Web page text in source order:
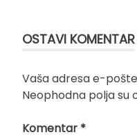
OSTAVI KOMENTAR
Vaša adresa e-
Neophodna polja su
Komentar *